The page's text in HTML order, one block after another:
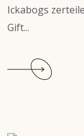
Ickabogs
Gift...